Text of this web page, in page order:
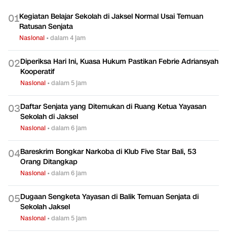
01Kegiatan Belajar Sekolah di Jaksel Normal Usai Temuan
Ratusan Senjata
Nasional •dalam 4 jam
02Diperiksa Hari Ini, Kuasa Hukum Pastikan Febrie Adriansyah
Kooperatif
Nasional •dalam 5 jam
03Daftar Senjata yang Ditemukan di Ruang Ketua Yayasan
Sekolah di Jaksel
Nasional •dalam 6 jam
04Bareskrim Bongkar Narkoba di Klub Five Star Bali, 53
Orang Ditangkap
Nasional •dalam 6 jam
05Dugaan Sengketa Yayasan di Balik Temuan Senjata di
Sekolah Jaksel
Nasional •dalam 5 jam